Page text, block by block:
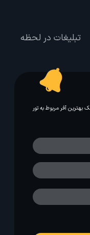
تبلیغات در لحظه
آفر مربوط به تور